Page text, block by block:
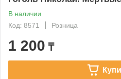
В наличии
Код: 8571
Розница
1 200 ₸